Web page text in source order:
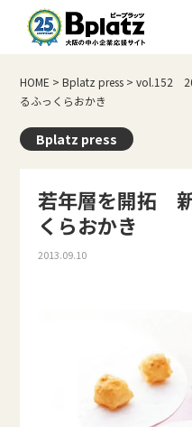
HOME >Bplatz press >vol.152
るふっくらおかき
Bplatz press
若年層を開拓
くらおかき
2013.09.10